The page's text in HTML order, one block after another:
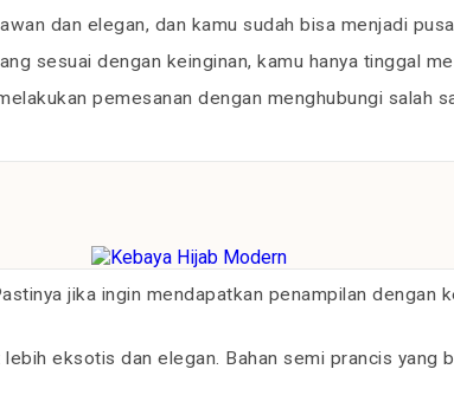
dan elegan, dan kamu sudah bisa menjadi
sesuai dengan keinginan, kamu hanya tinggal
pemesanan dengan menghubungi salah
jika ingin mendapatkan penampilan dengan
eksotis dan elegan. Bahan semi prancis